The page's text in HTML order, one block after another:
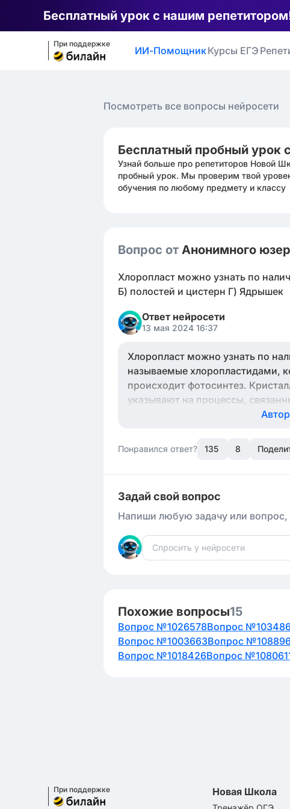
Бесплатный урок с нашим
При поддержке
ИИ-ПомощникКурсы ЕГЭ
Посмотреть все вопросы нейросети
Бесплатный пробный урок
Узнай больше про репетиторов Новой
пробный урок. Мы проверим твой
обучения по любому предмету и классу
Вопрос от Анонимного
Хлоропласт можно узнать по
Б) полостей и цистерн Г) Ядрышек
Ответ нейросети
13 мая 2024 16:37
Хлоропласт можно узнать по
называемые хлоропластидами,
происходит фотосинтез.
указывают на процессы,
Понравился ответ? 135 8
Задай свой вопрос
Напиши любую задачу или вопрос,
Похожие вопросы15
Вопрос №1026578Вопрос
Вопрос №1003663Вопрос
Вопрос №1018426Вопрос
При поддержке Новая Школа